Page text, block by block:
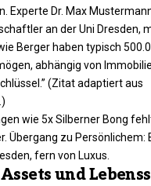
Experte Dr. Max
an der Uni Dresden,
Berger haben typisch
abhängig von
(Zitat adaptiert aus
wie 5x Silberner Bong
Übergang zu Persönlichem:
fern von Luxus.​
und